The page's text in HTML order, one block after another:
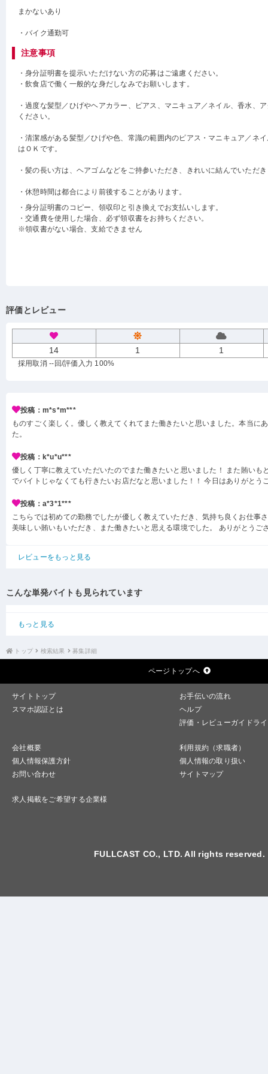
まかないあり
・バイク通勤可
注意事項
・身分証明書を提示いただけない方の応募はご遠慮ください。
・飲食店で働く一般的な身だしなみでお願いします。
・過度な髪型／ひげやヘアカラー、ピアス、マニキュア／ネイル、香水、
ください。
・清潔感がある髪型／ひげや色、常識の範囲内のピアス・マニキュア／ネ
はＯＫです。
・髪の長い方は、ヘアゴムなどをご持参いただき、きれいに結んでいただ
・休憩時間は都合により前後することがあります。
・身分証明書のコピー、領収印と引き換えでお支払いします。
・交通費を使用した場合、必ず領収書をお持ちください。
※領収書がない場合、支給できません
評価とレビュー
14 1 1
採用取消 --回/評価入力 100%
投稿：m*s*m***
ものすごく楽しく。優しく教えてくれてまた働きたいと思いました。本当に
た。
投稿：k*u*u***
優しく丁寧に教えていただいたのでまた働きたいと思いました！ また賄いも
でバイトじゃなくても行きたいお店だなと思いました！！ 今日はありがとう
投稿：a*3*1***
こちらでは初めての勤務でしたが優しく教えていただき、気持ち良くお仕事
美味しい賄いもいただき、また働きたいと思える環境でした。 ありがとうご
レビューをもっと見る
こんな単発バイトも見られています
もっと見る
トップ 検索結果 募集詳細
ページトップへ
サイトトップ
お手伝いの流れ
スマホ認証とは
ヘルプ
評価・レビューガイドラ
会社概要
利用規約（求職者）
個人情報保護方針
個人情報の取り扱い
お問い合わせ
サイトマップ
求人掲載をご希望する企業様
FULLCAST CO., LTD. All rights reserved.